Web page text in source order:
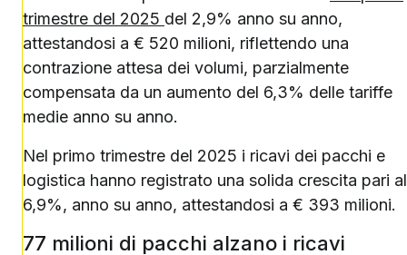
trimestre del 2025 del 2,9% anno su anno,
attestandosi a € 520 milioni, riflettendo una
contrazione attesa dei volumi, parzialmente
compensata da un aumento del 6,3% delle tariffe
medie anno su anno.
Nel primo trimestre del 2025 i ricavi dei pacchi e
logistica hanno registrato una solida crescita pari al
6,9%, anno su anno, attestandosi a € 393 milioni.
77 milioni di pacchi alzano i ricavi